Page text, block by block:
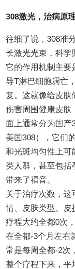
308激光，治病原
往细了说，308准
长激光光束，科学
它的作用机制主要
导T淋巴细胞凋亡
复。这就像给皮肤
伤害周围健康皮肤
面上通常分为国产
美国308），它们
和光斑均匀性上可
类人群，甚至包括
带来了福音。
关于治疗次数，这
情、皮肤类型、皮
疗程大约全都0次
在全都-3个月左右
常是每周全都-2次
整个疗程下来，平